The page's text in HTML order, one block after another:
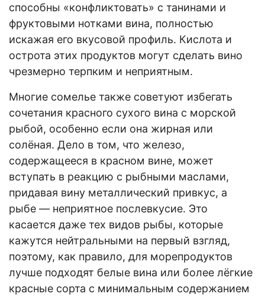
способны «конфликтовать» с танинами и
фруктовыми нотками вина, полностью
искажая его вкусовой профиль. Кислота и
острота этих продуктов могут сделать вино
чрезмерно терпким и неприятным.
Многие сомелье также советуют избегать
сочетания красного сухого вина с морской
рыбой, особенно если она жирная или
солёная. Дело в том, что железо,
содержащееся в красном вине, может
вступать в реакцию с рыбными маслами,
придавая вину металлический привкус, а
рыбе — неприятное послевкусие. Это
касается даже тех видов рыбы, которые
кажутся нейтральными на первый взгляд,
поэтому, как правило, для морепродуктов
лучше подходят белые вина или более лёгкие
красные сорта с минимальным содержанием